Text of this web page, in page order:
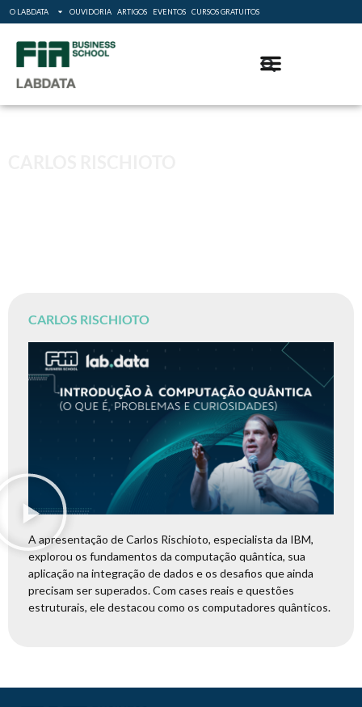
O LABDATA OUVIDORIA ARTIGOS EVENTOS CURSOS GRATUITOS
CARLOS RISCHIOTO
A apresentação de Carlos Rischioto, especialista da IBM,
explorou os fundamentos da computação quântica, sua
aplicação na integração de dados e os desafios que ainda
precisam ser superados. Com cases reais e questões
estruturais, ele destacou como os computadores quânticos.